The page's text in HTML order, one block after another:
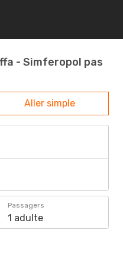
- Simferopol pas
Aller simple
Passagers
1 adulte